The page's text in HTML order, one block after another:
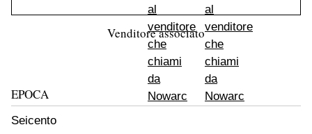
Venditore associato
EPOCA
Seicento